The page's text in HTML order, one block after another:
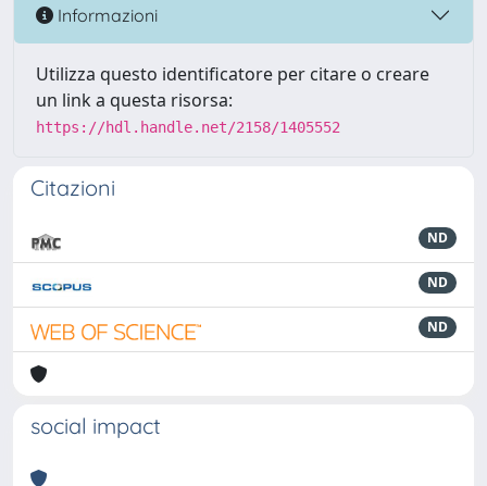
Informazioni
Utilizza questo identificatore per citare o creare
un link a questa risorsa:
https://hdl.handle.net/2158/1405552
Citazioni
ND
ND
ND
social impact